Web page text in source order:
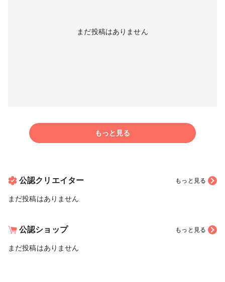
まだ投稿はありません
もっと見る
公認クリエイター もっと見る
まだ投稿はありません
公認ショップ もっと見る
まだ投稿はありません